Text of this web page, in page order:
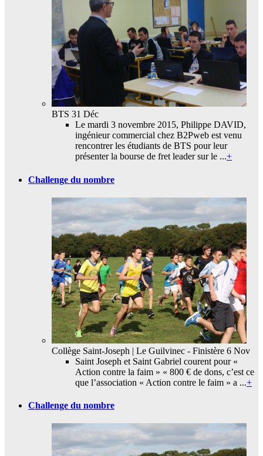
BTS 31 Déc
Le mardi 3 novembre 2015, Philippe DAVID,
ingénieur commercial chez B2Pweb est venu
rencontrer les étudiants de BTS pour leur
présenter la bourse de fret leader sur le ...+
Challenge du nombre
Collège Saint-Joseph | Le Guilvinec - Finistère 6 Nov
Saint Joseph et Saint Gabriel courent pour «
Action contre la faim » « 800 € de dons, c’est ce
que l’association « Action contre le faim » a ...+
Challenge du nombre